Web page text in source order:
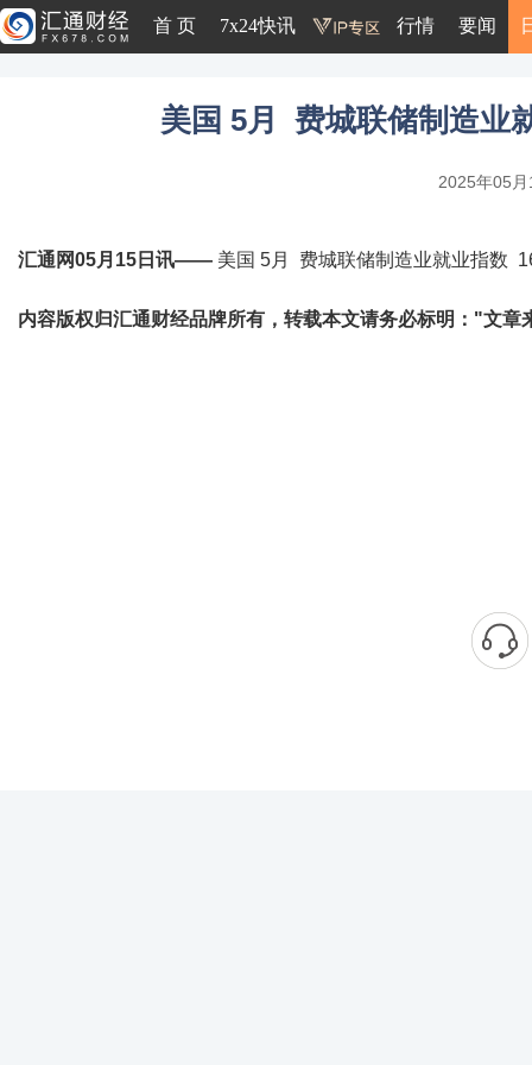
首 页 7x24快讯 行情 要闻
美国 5月 费城联储制造业
2025年05
汇通网05月15日讯—— 美国 5月 费城联储制造业就业指数
内容版权归汇通财经品牌所有，转载本文请务必标明："文章